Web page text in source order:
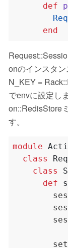
def
end
onのインスタ
N_KEY =
でenvに設定し
on::RedisStore
す。
module
class
class
def
        set